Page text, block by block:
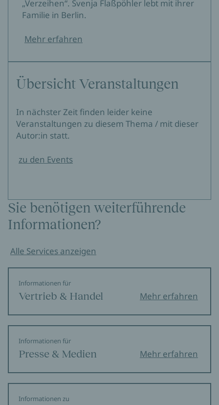
„Verzeihen“. Svenja Flaßpöhler lebt mit ihrer
Familie in Berlin.
Mehr erfahren
Übersicht Veranstaltungen
In nächster Zeit finden leider keine
Veranstaltungen zu diesem Thema / mit dieser
Autor:in statt.
zu den Events
Sie benötigen weiterführende
Informationen?
Alle Services anzeigen
Informationen für
Vertrieb & Handel Mehr erfahren
Informationen für
Presse & Medien Mehr erfahren
Informationen zu